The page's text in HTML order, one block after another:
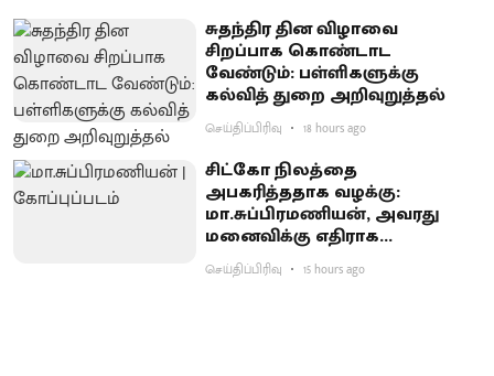
சுதந்திர தின விழாவை
சிறப்பாக கொண்டாட
வேண்டும்: பள்ளிகளுக்கு
கல்வித் துறை அறிவுறுத்தல்
செய்திப்பிரிவு 18 hours ago
சிட்கோ நிலத்தை
அபகரித்ததாக வழக்கு:
மா.சுப்பிரமணியன், அவரது
மனைவிக்கு எதிராக
குற்றச்சாட்டு பதிவு
செய்திப்பிரிவு 15 hours ago